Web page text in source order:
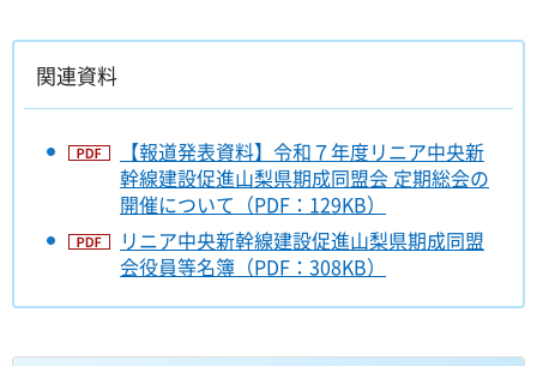
関連資料
【報道発表資料】令和７年度リニア中央新
幹線建設促進山梨県期成同盟会 定期総会の
開催について（PDF：129KB）
リニア中央新幹線建設促進山梨県期成同盟
会役員等名簿（PDF：308KB）